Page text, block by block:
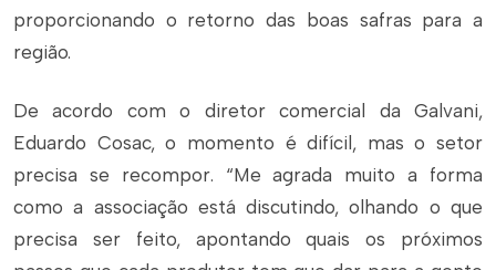
proporcionando o retorno das boas safras para a
região.
De acordo com o diretor comercial da Galvani,
Eduardo Cosac, o momento é difícil, mas o setor
precisa se recompor. “Me agrada muito a forma
como a associação está discutindo, olhando o que
precisa ser feito, apontando quais os próximos